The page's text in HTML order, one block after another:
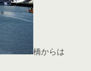
橋からは